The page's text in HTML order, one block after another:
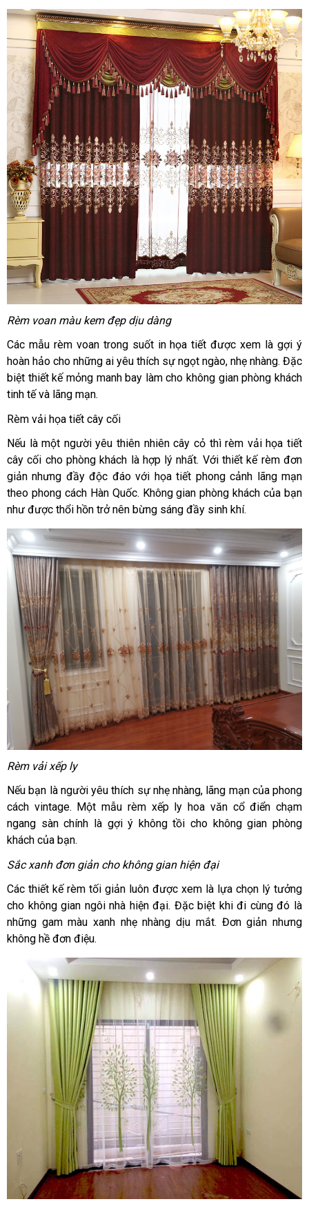
Rèm voan màu kem đẹp dịu dàng
Các mẫu rèm voan trong suốt in họa tiết được xem là gợi ý
hoàn hảo cho những ai yêu thích sự ngọt ngào, nhẹ nhàng. Đặc
biệt thiết kế mỏng manh bay làm cho không gian phòng khách
tinh tế và lãng mạn.
Rèm vải họa tiết cây cối
Nếu là một người yêu thiên nhiên cây cỏ thì rèm vải họa tiết
cây cối cho phòng khách là hợp lý nhất. Với thiết kế rèm đơn
giản nhưng đầy độc đáo với họa tiết phong cảnh lãng mạn
theo phong cách Hàn Quốc. Không gian phòng khách của bạn
như được thổi hồn trở nên bừng sáng đầy sinh khí.
Rèm vải xếp ly
Nếu bạn là người yêu thích sự nhẹ nhàng, lãng mạn của phong
cách vintage. Một mẫu rèm xếp ly hoa văn cổ điển chạm
ngang sàn chính là gợi ý không tồi cho không gian phòng
khách của bạn.
Sắc xanh đơn giản cho không gian hiện đại
Các thiết kế rèm tối giản luôn được xem là lựa chọn lý tưởng
cho không gian ngôi nhà hiện đại. Đặc biệt khi đi cùng đó là
những gam màu xanh nhẹ nhàng dịu mắt. Đơn giản nhưng
không hề đơn điệu.